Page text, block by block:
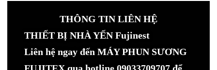
THÔNG TIN LIÊN HỆ
THIẾT BỊ NHÀ YẾN Fujinest
Liên hệ ngay đến MÁY PHUN SƯƠNG